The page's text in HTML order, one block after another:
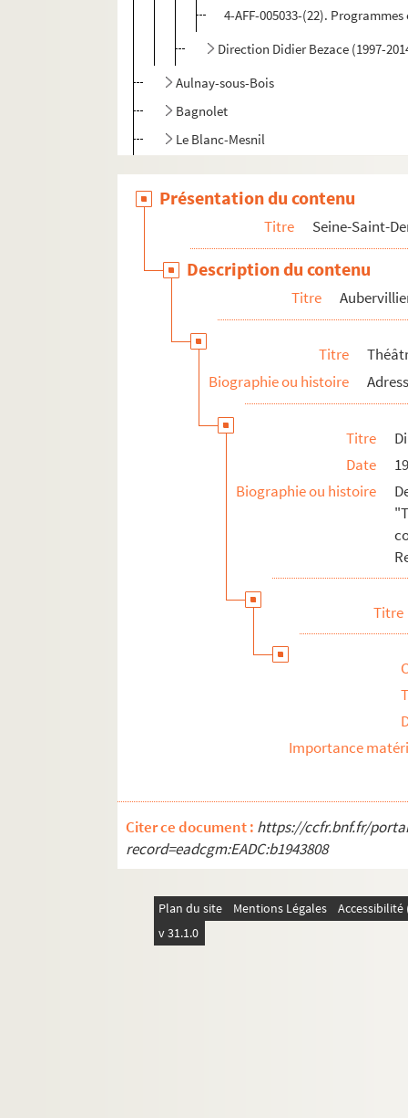
4-AFF-005033-(22).
Direction Didier Bezace (1997-
Aulnay-sous-Bois
Bagnolet
Le Blanc-Mesnil
La Courneuve
Les Lilas
Monfermeil
Noisy-le-Grand
Rosny-sous-Bois
Saint-Denis
Présentation du contenu
Titre Seine-Saint-
Description du contenu
Titre
Titre
Biographie ou histoire
Titre
Date
Biographie ou histoire
Titre
Importance
Citer ce document : https://ccfr.bnf.fr/
record=eadcgm:EADC:b1943808
Plan du site Mentions Légales
v 31.1.0